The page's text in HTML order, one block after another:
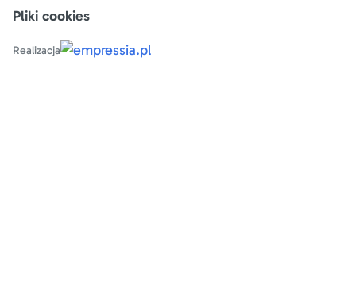
Pliki cookies
Realizacja